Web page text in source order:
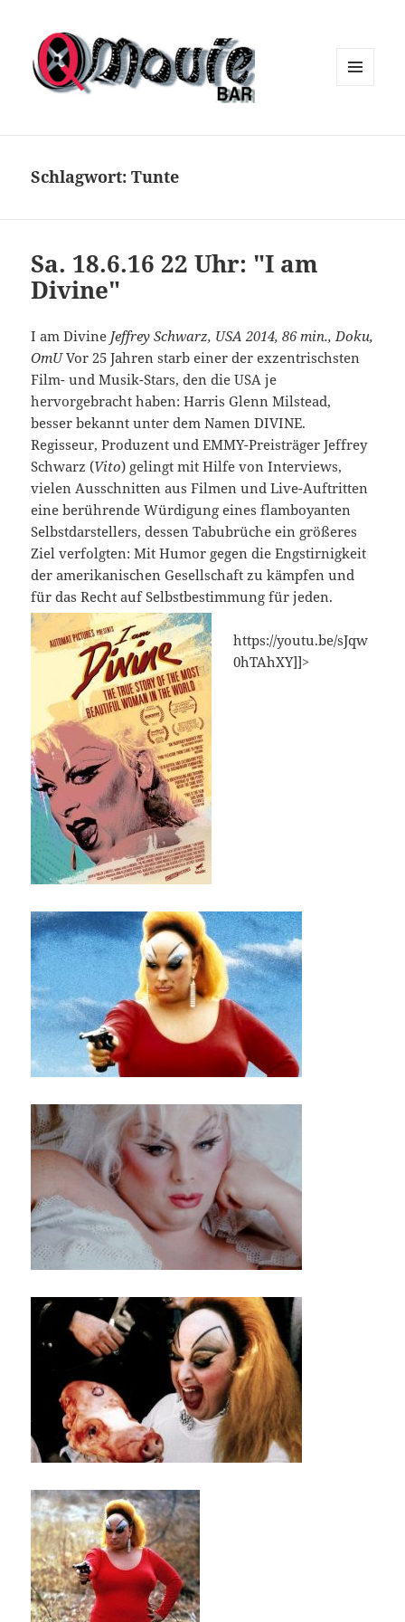
Schlagwort:Tunte
Sa. 18.6.16 22 Uhr: "I am
Divine"
I am Divine Jeffrey Schwarz, USA 2014, 86 min., Doku,
OmUVor 25 Jahren starb einer der exzentrischsten
Film- und Musik-Stars, den die USA je
hervorgebracht haben: Harris Glenn Milstead,
besser bekannt unter dem Namen DIVINE.
Regisseur, Produzent und EMMY-Preisträger Jeffrey
Schwarz (Vito) gelingt mit Hilfe von Interviews,
vielen Ausschnitten aus Filmen und Live-Auftritten
eine berührende Würdigung eines flamboyanten
Selbstdarstellers, dessen Tabubrüche ein größeres
Ziel verfolgten: Mit Humor gegen die Engstirnigkeit
der amerikanischen Gesellschaft zu kämpfen und
für das Recht auf Selbstbestimmung für jeden.
https://youtu.be/sJqw
0hTAhXY]]>